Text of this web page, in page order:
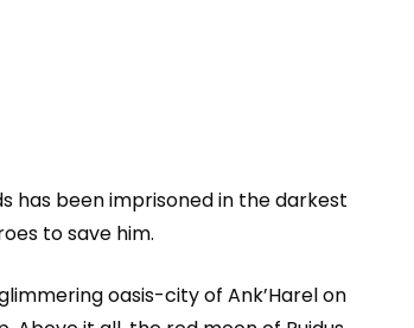
has been imprisoned in the darkest
to save him.
oasis-city of Ank’Harel on